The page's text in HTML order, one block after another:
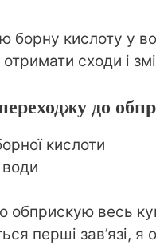
борну кислоту у
сходи і
до
кислоти
обприскую весь
перші зав’язі,